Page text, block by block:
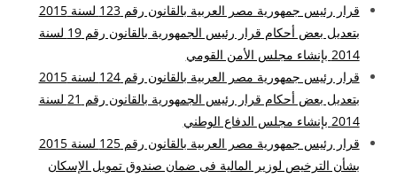
قرار رئيس جمهورية مصر العربية بالقانون رقم 123 لسنة 2015
بتعديل بعض أحكام قرار رئيس الجمهورية بالقانون رقم 19 لسنة
2014 بإنشاء مجلس الأمن القومي
قرار رئيس جمهورية مصر العربية بالقانون رقم 124 لسنة 2015
بتعديل بعض أحكام قرار رئيس الجمهورية بالقانون رقم 21 لسنة
2014 بإنشاء مجلس الدفاع الوطني
قرار رئيس جمهورية مصر العربية بالقانون رقم 125 لسنة 2015
بشأن الترخيص لوزير المالية فى ضمان صندوق تمويل الإسكان